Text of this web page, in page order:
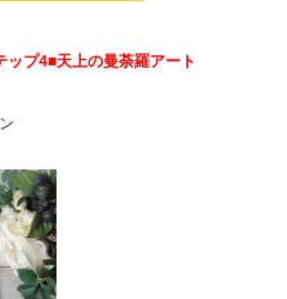
ップ4■天上の曼荼羅アート